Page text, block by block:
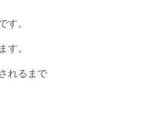
す。
す。
れるまで